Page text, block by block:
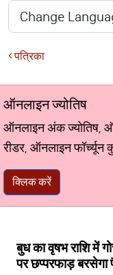
पत्रिका
ऑनलाइन ज्योतिष
ऑनलाइन अंक ज्योतिष,
रीडर, ऑनलाइन
क्लिक करें
बुध का वृषभ राशि में
पर छप्परफाड़ बरसेगा